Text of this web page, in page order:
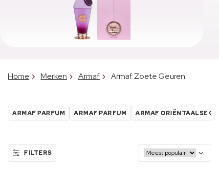
Home Merken Armaf Armaf Zoete Geuren
ARMAF PARFUM ARMAF PARFUM ARMAF ORIËNTAALSE
FILTERS